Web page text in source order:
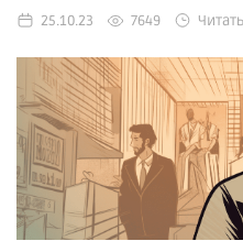
25.10.23 7649